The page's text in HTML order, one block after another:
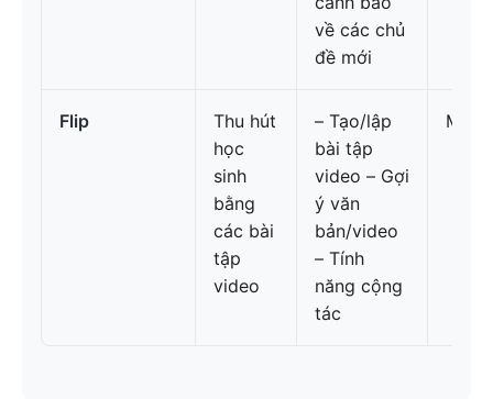
về các chủ
đề mới
Flip
Thu hút
học
sinh
bằng
các bài
tập
video
– Tạo/lập
bài tập
video – Gợi
ý văn
bản/video
– Tính
năng cộng
tác
Miễn